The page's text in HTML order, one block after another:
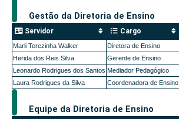
Gestão da Diretoria de Ensino
Servidor Cargo
Marli Terezinha Walker Diretora de Ensino
Herida dos Reis Silva
Gerente de Ensino
Leonardo Rodrigues dos Santos Mediador Pedagógico
Laura Rodrigues da Silva
Coordenadora de Ensino
Equipe da Diretoria de Ensino